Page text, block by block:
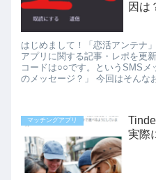
因は
はじめまして！「恋活アンテナ
アプリに関する記事・レポを更
コードは○○です。というSMS
のメッセージ？」 今回はそんな
マッチングアプリ
実際